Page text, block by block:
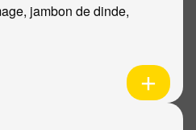
jambon de dinde,